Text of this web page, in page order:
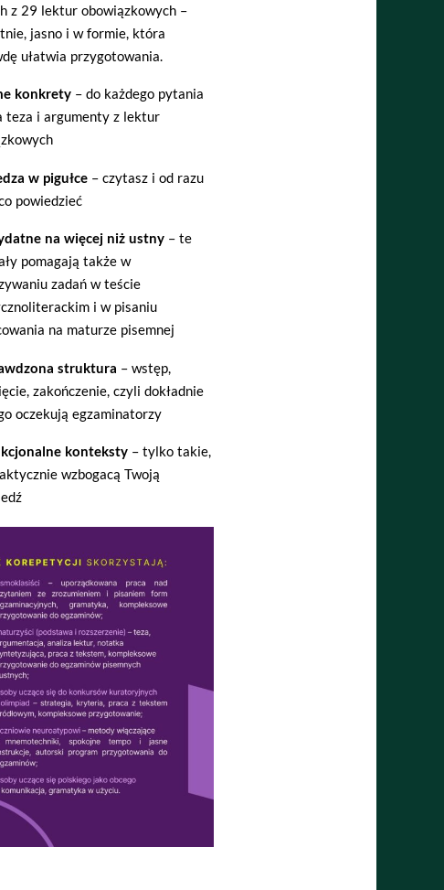
z 29 lektur obowiązkowych –
jasno i w formie, która
ułatwia przygotowania.
konkrety – do każdego pytania
teza i argumenty z lektur
w pigułce – czytasz i od razu
powiedzieć
na więcej niż ustny – te
pomagają także w
zadań w teście
i w pisaniu
na maturze pisemnej
struktura – wstęp,
zakończenie, czyli dokładnie
oczekują egzaminatorzy
konteksty – tylko takie,
wzbogacą Twoją